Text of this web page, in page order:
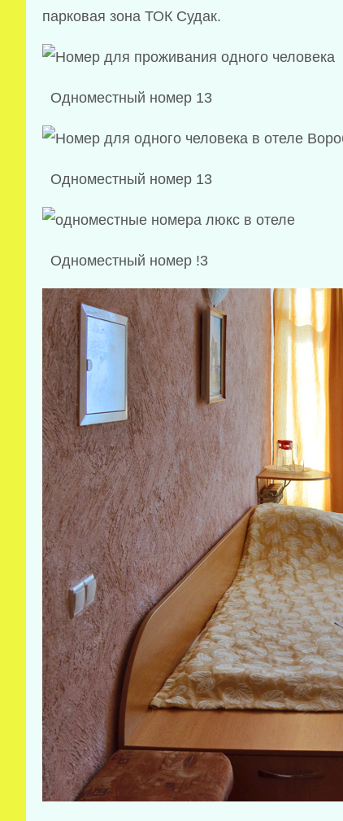
парковая зона ТОК Судак.
Одноместный номер 13
Одноместный номер 13
Одноместный номер !3